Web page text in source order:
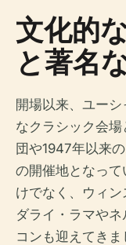
文化的
と著名
開場以来、ユー
なクラシック会
団や1947年以来
の開催地となっ
けでなく、ウィン
ダライ・ラマや
コンも迎えてき